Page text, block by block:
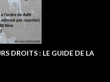
DROITS : LE GUIDE DE LA